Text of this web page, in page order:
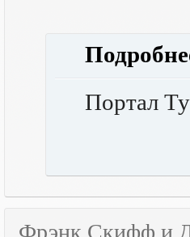
Портал
Фрэнк Скифф и